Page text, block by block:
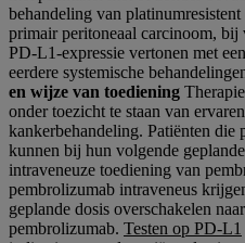
behandeling van
primair peritoneaal carcinoom,
PD-L1-expressie vertonen met
eerdere systemische
en wijze van toediening
onder toezicht te staan van
kankerbehandeling. Patiënten die
kunnen bij hun volgende
intraveneuze toediening van
pembrolizumab intraveneus
geplande dosis overschakelen
pembrolizumab. Testen op PD-L1